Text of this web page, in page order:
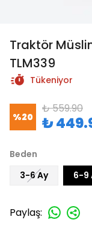
Traktör
TLM339
Tükeniyor
%20
₺ 559.90
₺
Beden
3-6 Ay
6-9
Paylaş: